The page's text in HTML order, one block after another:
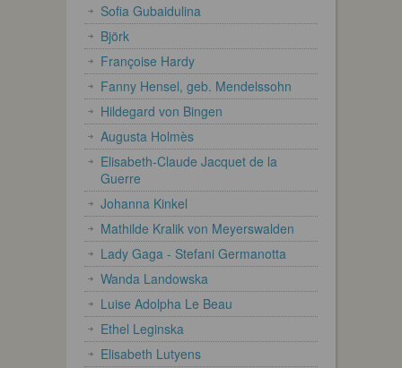
Sofia Gubaidulina
Björk
Françoise Hardy
Fanny Hensel, geb. Mendelssohn
Hildegard von Bingen
Augusta Holmès
Elisabeth-Claude Jacquet de la
Guerre
Johanna Kinkel
Mathilde Kralik von Meyerswalden
Lady Gaga - Stefani Germanotta
Wanda Landowska
Luise Adolpha Le Beau
Ethel Leginska
Elisabeth Lutyens